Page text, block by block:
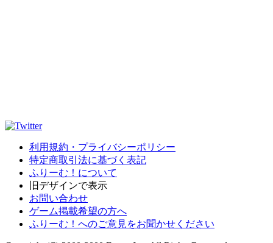
利用規約・プライバシーポリシー
特定商取引法に基づく表記
ふりーむ！について
旧デザインで表示
お問い合わせ
ゲーム掲載希望の方へ
ふりーむ！へのご意見をお聞かせください